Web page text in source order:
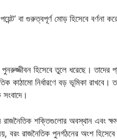
বা গুরুত্বপূর্ণ মোড় হিসেবে বর্ণনা
হিসেবে তুলে ধরেছে। তাদের
কাঠামো নির্ধারণে বড় ভূমিকা
রাজনৈতিক শক্তিগুলোর অবস্থান এবং
বরং রাজনৈতিক পুনর্গঠনের অংশ